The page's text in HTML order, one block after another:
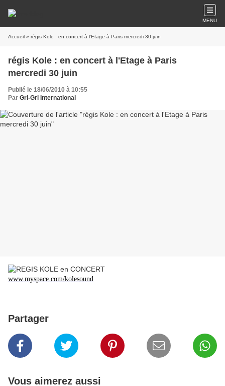
MENU
Accueil » régis Kole : en concert à l'Etage à Paris mercredi 30 juin
régis Kole : en concert à l'Etage à Paris
mercredi 30 juin
Publié le 18/06/2010 à 10:55
Par Gri-Gri International
www.myspace.com/kolesound
Partager
Vous aimerez aussi